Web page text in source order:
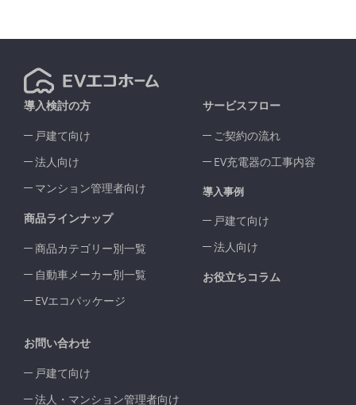
導入検討の方
戸建て向け
法人向け
マンション管理者向け
商品ラインナップ
商品カテゴリー別一覧
自動車メーカー別一覧
EVエコパッケージ
サービスフロー
ご契約の流れ
EV充電器の工事内容
導入事例
戸建て向け
法人向け
お役立ちコラム
お問い合わせ
戸建て向け
法人・マンション管理者向け